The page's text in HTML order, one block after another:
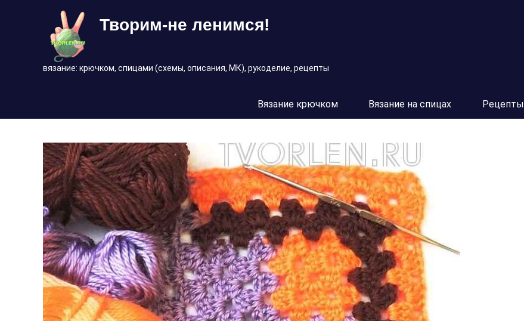
содержимому
Творим-не ленимся!
вязание: крючком, спицами (схемы, описания, МК), рукоделие, рецепты
Вязание крючком Вязание на спицах Рецепты